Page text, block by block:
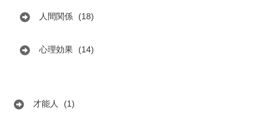
人間関係 (18)
心理効果 (14)
才能人 (1)